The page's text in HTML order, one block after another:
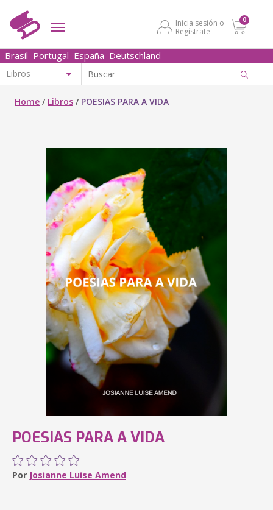
Inicia sesión o
Regístrate
0
Brasil Portugal España Deutschland
Home / Libros / POESIAS PARA A VIDA
POESIAS PARA A VIDA
Por Josianne Luise Amend